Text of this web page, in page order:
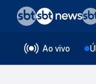
Ao vivo
❮voltar